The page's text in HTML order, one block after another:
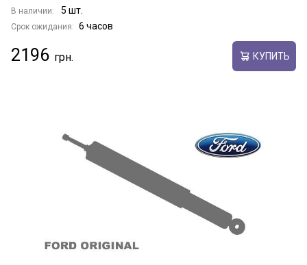
В наличии: 5 шт.
Срок ожидания: 6 часов
2196 КУПИТЬ